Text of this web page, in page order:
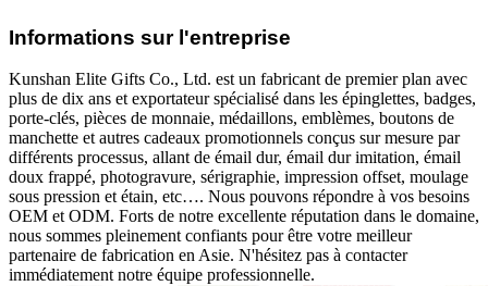
Informations sur l'entreprise
Kunshan Elite Gifts Co., Ltd. est un fabricant de premier plan avec
plus de dix ans et exportateur spécialisé dans les épinglettes, badges,
porte-clés, pièces de monnaie, médaillons, emblèmes, boutons de
manchette et autres cadeaux promotionnels conçus sur mesure par
différents processus, allant de émail dur, émail dur imitation, émail
doux frappé, photogravure, sérigraphie, impression offset, moulage
sous pression et étain, etc…. Nous pouvons répondre à vos besoins
OEM et ODM. Forts de notre excellente réputation dans le domaine,
nous sommes pleinement confiants pour être votre meilleur
partenaire de fabrication en Asie. N'hésitez pas à contacter
immédiatement notre équipe professionnelle.